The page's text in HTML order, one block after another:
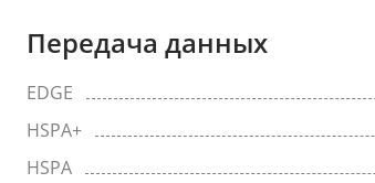
Передача данных
EDGE
HSPA+
HSPA